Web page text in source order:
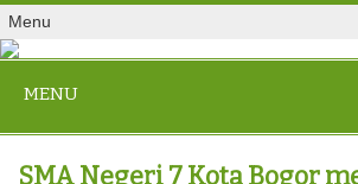
Menu
MENU
SMA Negeri 7 Kota Bogor